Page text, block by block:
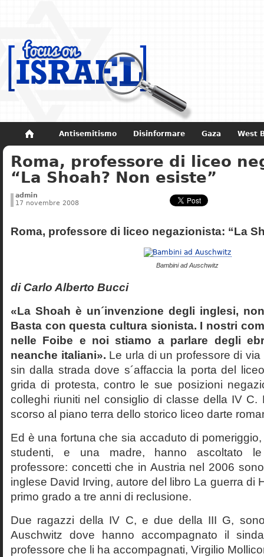
Antisemitismo Disinformare Gaza West
Non dimenticare Storia di Israele
Roma, professore di liceo
“La Shoah? Non esiste”
admin
17 novembre 2008
Roma, professore di liceo negazionista: “La
Bambini ad Auschwitz
di Carlo Alberto Bucci
«La Shoah è un´invenzione degli inglesi,
Basta con questa cultura sionista. I nostri
nelle Foibe e noi stiamo a parlare degli
neanche italiani». Le urla di un professore di
sin dalla strada dove s´affaccia la porta del
grida di protesta, contro le sue posizioni
colleghi riuniti nel consiglio di classe della IV C.
scorso al piano terra dello storico liceo darte
Ed è una fortuna che sia accaduto di
studenti, e una madre, hanno ascoltato le
professore: concetti che in Austria nel 2006
inglese David Irving, autore del libro La guerra di
primo grado a tre anni di reclusione.
Due ragazzi della IV C, e due della III G,
Auschwitz dove hanno accompagnato il
professore che li ha accompagnati, Virgilio